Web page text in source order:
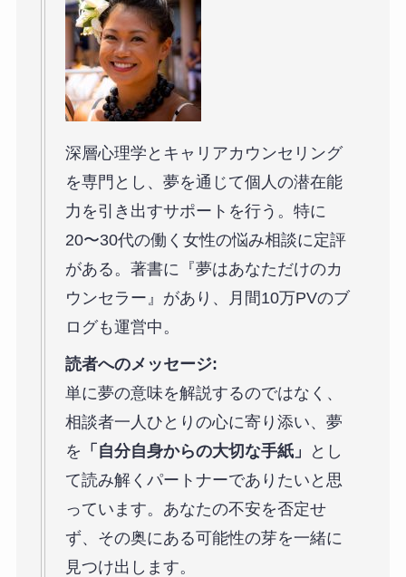
深層心理学とキャリアカウンセリング
を専門とし、夢を通じて個人の潜在能
力を引き出すサポートを行う。特に
20〜30代の働く女性の悩み相談に定評
がある。著書に『夢はあなただけのカ
ウンセラー』があり、月間10万PVのブ
ログも運営中。
読者へのメッセージ:
単に夢の意味を解説するのではなく、
相談者一人ひとりの心に寄り添い、夢
を 「自分自身からの大切な手紙」
とし
て読み解くパートナーでありたいと思
っています。あなたの不安を否定せ
ず、その奥にある可能性の芽を一緒に
見つけ出します。